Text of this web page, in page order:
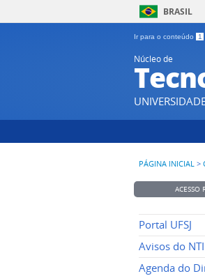
BRASIL
Ir para o conteúdo 1
Núcleo de
PÁGINA INICIAL >
ACESSO
Portal UFSJ
Avisos do
Agenda do